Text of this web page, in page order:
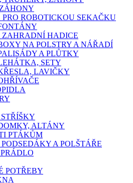
PRO ROBOTICKOU SEKAČKU
HADICE
NA POLSTRY A NÁŘADÍ
A PLŮTKY
SETY
LAVIČKY
ALTÁNY
PTÁKŮM
A POLŠTÁŘE
POTŘEBY